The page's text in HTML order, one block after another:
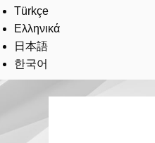
Türkçe
Ελληνικά
日本語
한국어